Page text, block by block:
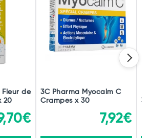
Fleur de
20
3C Pharma Myocalm C
Crampes x 30
7,92€
30